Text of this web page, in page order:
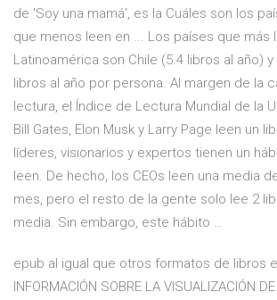
de 'Soy una mamá', es la Cuáles son los
que menos leen en ... Los países que más
Latinoamérica son Chile (5.4 libros al año)
libros al año por persona. Al margen de la
lectura, el Índice de Lectura Mundial de la
Bill Gates, Elon Musk y Larry Page leen un
líderes, visionarios y expertos tienen un
leen. De hecho, los CEOs leen una media
mes, pero el resto de la gente solo lee 2
media. Sin embargo, este hábito …
epub al igual que otros formatos de libros
INFORMACIÓN SOBRE LA VISUALIZACIÓN